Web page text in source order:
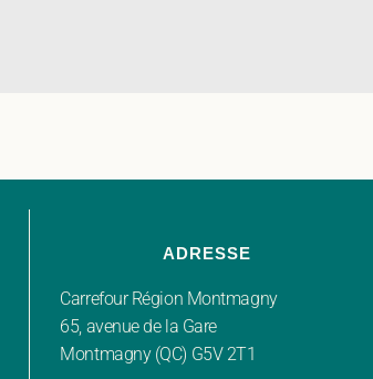
Carrefour Région Montmagny
65, avenue de la Gare
Montmagny (QC) G5V 2T1
ADRESSE